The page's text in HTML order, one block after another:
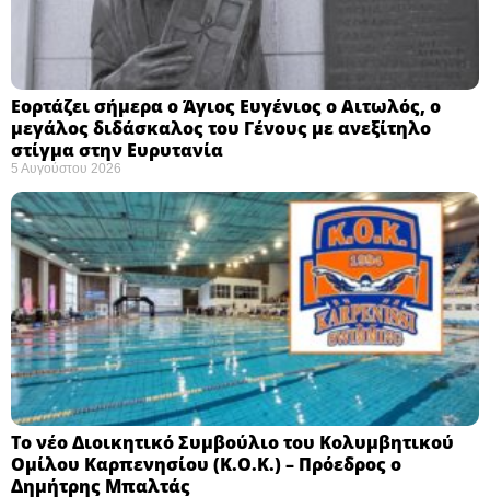
Εορτάζει σήμερα ο Άγιος Ευγένιος ο Αιτωλός, ο
μεγάλος διδάσκαλος του Γένους με ανεξίτηλο
στίγμα στην Ευρυτανία
5 Αυγούστου 2026
Το νέο Διοικητικό Συμβούλιο του Κολυμβητικού
Ομίλου Καρπενησίου (Κ.Ο.Κ.) – Πρόεδρος ο
Δημήτρης Μπαλτάς